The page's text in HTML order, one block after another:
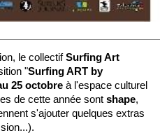
le collectifSurfing Art
"Surfing ART by
25 octobre à l'espace culturel
de cette année sont shape,
s'ajouter quelques extras